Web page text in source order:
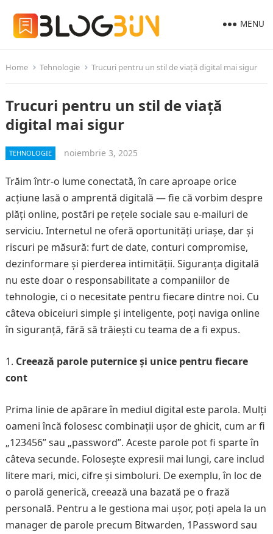
MENU
Home Tehnologie Trucuri pentru un stil de viață digital mai sigur
Trucuri pentru un stil de viață
digital mai sigur
TEHNOLOGIE noiembrie 3, 2025
Trăim într-o lume conectată, în care aproape orice
acțiune lasă o amprentă digitală — fie că vorbim despre
plăți online, postări pe rețele sociale sau e-mailuri de
serviciu. Internetul ne oferă oportunități uriașe, dar și
riscuri pe măsură: furt de date, conturi compromise,
dezinformare și pierderea intimității. Siguranța digitală
nu este doar o responsabilitate a companiilor de
tehnologie, ci o necesitate pentru fiecare dintre noi. Cu
câteva obiceiuri simple și inteligente, poți naviga online
în siguranță, fără să trăiești cu teama de a fi expus.
Creează parole puternice și unice pentru fiecare
cont
Prima linie de apărare în mediul digital este parola. Mulți
oameni încă folosesc combinații ușor de ghicit, cum ar fi
„123456” sau „password”. Aceste parole pot fi sparte în
câteva secunde. Folosește expresii mai lungi, care includ
litere mari, mici, cifre și simboluri. De exemplu, în loc de
o parolă generică, creează una bazată pe o frază
personală. Pentru a le gestiona mai ușor, poți apela la un
manager de parole precum Bitwarden, 1Password sau